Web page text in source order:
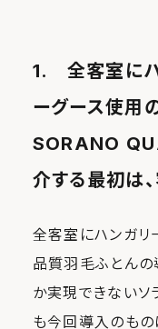
1. 全客室にハ
ーグース使用
SORANO
介する最初は
全客室にハンガリ
品質羽毛ふとんの
か実現できないソ
も今回導入のも